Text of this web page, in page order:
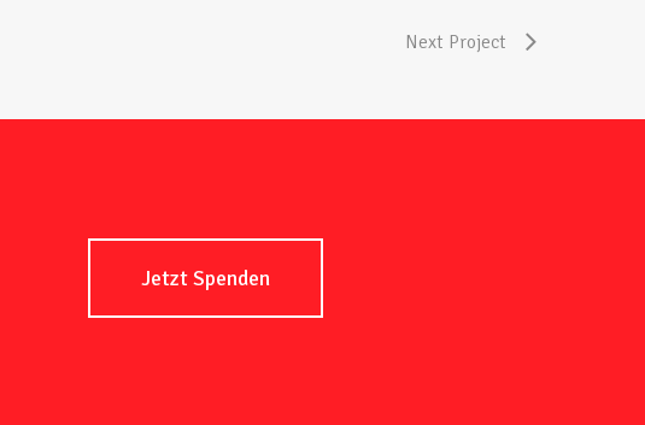
Next Project
Jetzt Spenden